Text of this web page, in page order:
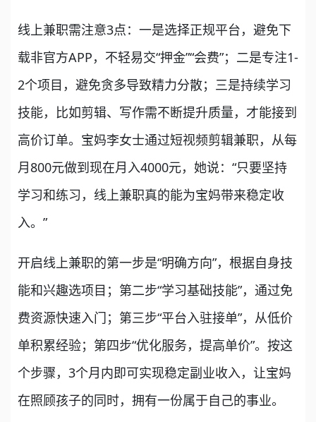
线上兼职需注意3点：一是选择正规平台，避免下
载非官方APP，不轻易交“押金”“会费”；二是专注1-
2个项目，避免贪多导致精力分散；三是持续学习
技能，比如剪辑、写作需不断提升质量，才能接到
高价订单。宝妈李女士通过短视频剪辑兼职，从每
月800元做到现在月入4000元，她说：“只要坚持
学习和练习，线上兼职真的能为宝妈带来稳定收
入。”
开启线上兼职的第一步是“明确方向”，根据自身技
能和兴趣选项目；第二步“学习基础技能”，通过免
费资源快速入门；第三步“平台入驻接单”，从低价
单积累经验；第四步“优化服务，提高单价”。按这
个步骤，3个月内即可实现稳定副业收入，让宝妈
在照顾孩子的同时，拥有一份属于自己的事业。